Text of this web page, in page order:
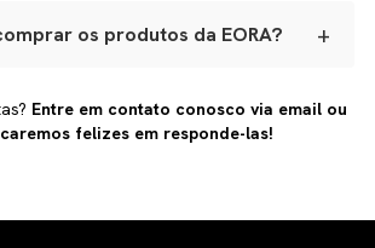
o recebimento. Vamos abrir a
o processo e garantir que você
os produtos da EORA? +
com produção limitada, artesanal e
por isso, alguns itens podem
Entre em contato conosco via email ou
felizes em responde-las!